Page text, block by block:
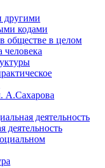
другими
кодами
обществе в целом
человека
А.Сахарова
деятельность
деятельность